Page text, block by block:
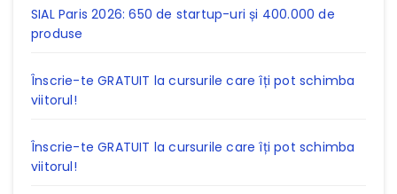
SIAL Paris 2026: 650 de startup-uri și 400.000 de
produse
Înscrie-te GRATUIT la cursurile care îți pot schimba
viitorul!
Înscrie-te GRATUIT la cursurile care îți pot schimba
viitorul!